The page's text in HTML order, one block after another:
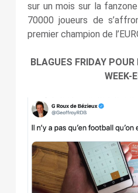
sur un mois sur la
70000 joueurs de
premier champion de
BLAGUES FRIDAY
WEEK-